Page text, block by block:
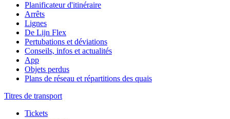
Planificateur d'itinéraire
Arrêts
Lignes
De Lijn Flex
Pertubations et déviations
Conseils, infos et actualités
App
Objets perdus
Plans de réseau et répartitions des quais
Titres de transport
Tickets